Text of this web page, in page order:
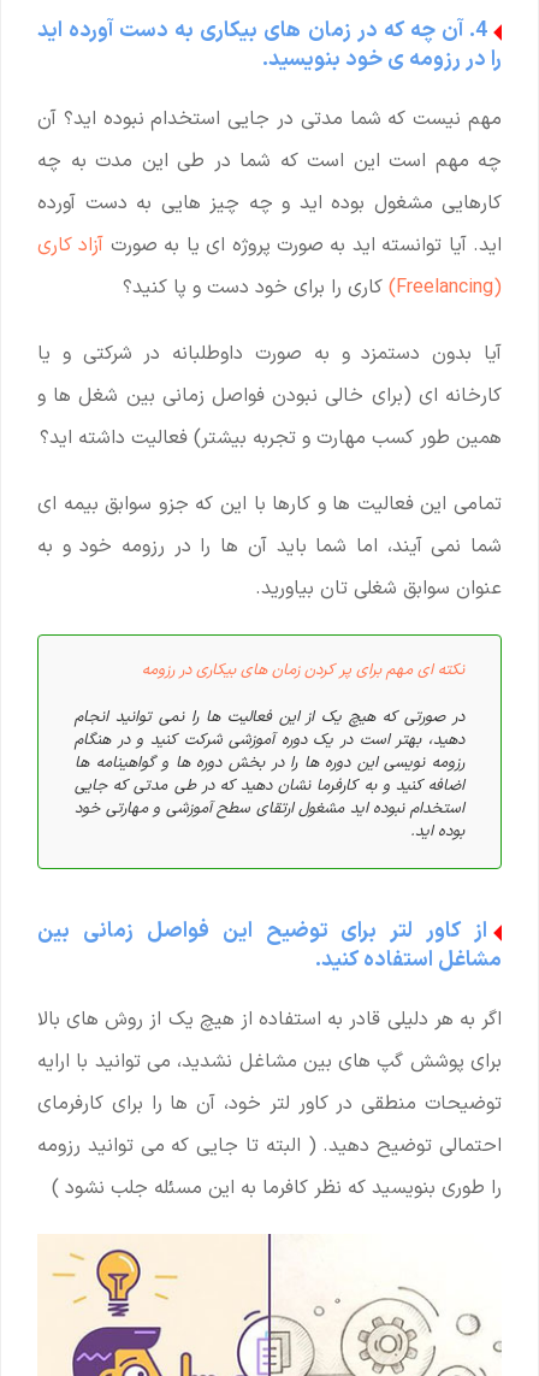
4. آن چه که در زمان های بیکاری به دست آورده اید
را در رزومه ی خود بنویسید.
مهم نیست که شما مدتی در جایی استخدام نبوده اید؟ آن
چه مهم است این است که شما در طی این مدت به چه
کارهایی مشغول بوده اید و چه چیز هایی به دست آورده
اید. آیا توانسته اید به صورت پروژه ای یا به صورت آزاد کاری
(Freelancing)
کاری را برای خود دست و پا کنید؟
آیا بدون دستمزد و به صورت داوطلبانه در شرکتی و یا
کارخانه ای (برای خالی نبودن فواصل زمانی بین شغل ها و
همین طور کسب مهارت و تجربه بیشتر) فعالیت داشته اید؟
تمامی این فعالیت ها و کارها با این که جزو سوابق بیمه ای
شما نمی آیند، اما شما باید آن ها را در رزومه خود و به
عنوان سوابق شغلی تان بیاورید.
نکته ای مهم برای پر کردن زمان های بیکاری در رزومه
در صورتی که هیچ یک از این فعالیت ها را نمی توانید انجام
دهید، بهتر است در یک دوره آموزشی شرکت کنید و در هنگام
رزومه نویسی این دوره ها را در بخش دوره ها و گواهینامه ها
اضافه کنید و به کارفرما نشان دهید که در طی مدتی که جایی
استخدام نبوده اید مشغول ارتقای سطح آموزشی و مهارتی خود
بوده اید.
از کاور لتر برای توضیح این فواصل زمانی بین
مشاغل استفاده کنید.
اگر به هر دلیلی قادر به استفاده از هیچ یک از روش های بالا
برای پوشش گپ های بین مشاغل نشدید، می توانید با ارایه
توضیحات منطقی در کاور لتر خود، آن ها را برای کارفرمای
احتمالی توضیح دهید. ( البته تا جایی که می توانید رزومه
را طوری بنویسید که نظر کافرما به این مسئله جلب نشود )